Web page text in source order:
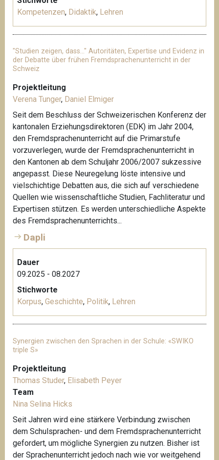
Kompetenzen, Didaktik, Lehren
"Studien zeigen, dass…" Autoritäten, Expertise und Evidenz in
der Debatte über frühen Fremdsprachenunterricht in der
Schweiz
Projektleitung
Verena Tunger, Daniel Elmiger
Seit dem Beschluss der Schweizerischen Konferenz der
kantonalen Erziehungsdirektoren (EDK) im Jahr 2004,
den Fremdsprachenunterricht auf die Primarstufe
vorzuverlegen, wurde der Fremdsprachenunterricht in
den Kantonen ab dem Schuljahr 2006/2007 sukzessive
angepasst. Diese Neuregelung löste intensive und
vielschichtige Debatten aus, die sich auf verschiedene
Quellen wie wissenschaftliche Studien, Fachliteratur und
Expertisen stützen. Es werden unterschiedliche Aspekte
des Fremdsprachenunterrichts...
Dapli
Dauer
09.2025 - 08.2027
Stichworte
Korpus, Geschichte, Politik, Lehren
Synergien zwischen den Sprachen in der Schule: «SWIKO
triple S»
Projektleitung
Thomas Studer, Elisabeth Peyer
Team
Nina Selina Hicks
Seit Jahren wird eine stärkere Verbindung zwischen
dem Schulsprachen- und dem Fremdsprachenunterricht
gefordert, um mögliche Synergien zu nutzen. Bisher ist
der Sprachenunterricht jedoch nach wie vor weitgehend